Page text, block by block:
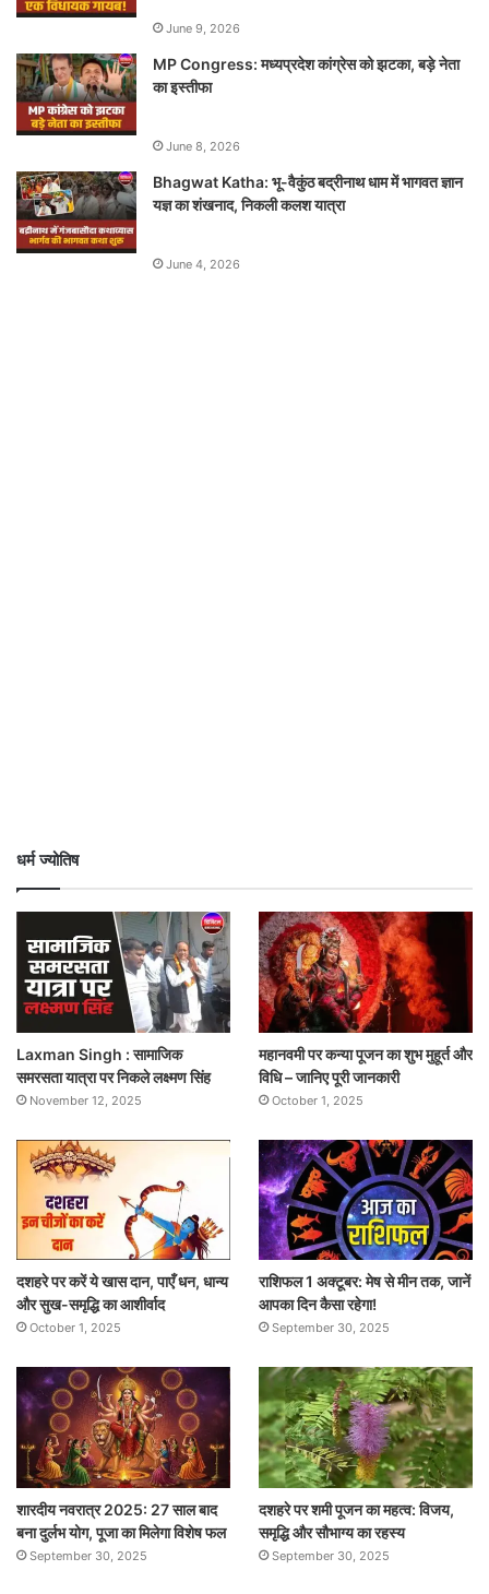
June 9, 2026
MP Congress: मध्यप्रदेश कांग्रेस को झटका, बड़े नेता
का इस्तीफा
June 8, 2026
Bhagwat Katha: भू-वैकुंठ बद्रीनाथ धाम में भागवत ज्ञान
यज्ञ का शंखनाद, निकली कलश यात्रा
June 4, 2026
धर्म ज्योतिष
Laxman Singh : सामाजिक
समरसता यात्रा पर निकले लक्ष्मण सिंह
November 12, 2025
महानवमी पर कन्या पूजन का शुभ मुहूर्त और
विधि – जानिए पूरी जानकारी
October 1, 2025
दशहरे पर करें ये खास दान, पाएँ धन, धान्य
और सुख-समृद्धि का आशीर्वाद
October 1, 2025
राशिफल 1 अक्टूबर: मेष से मीन तक, जानें
आपका दिन कैसा रहेगा!
September 30, 2025
शारदीय नवरात्र 2025: 27 साल बाद
बना दुर्लभ योग, पूजा का मिलेगा विशेष फल
September 30, 2025
दशहरे पर शमी पूजन का महत्व: विजय,
समृद्धि और सौभाग्य का रहस्य
September 30, 2025